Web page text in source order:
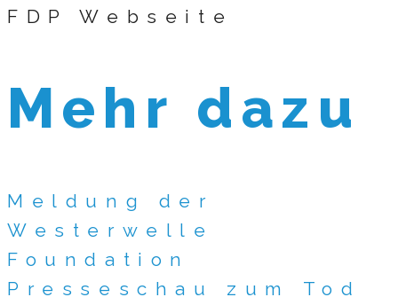
FDP Webseite
Mehr dazu
Meldung der
Westerwelle
Foundation
Presseschau zum Tod